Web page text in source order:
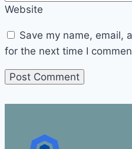
Website
Save my name, email,
for the next time I